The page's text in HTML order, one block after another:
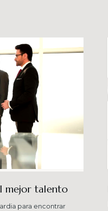
mejor talento
para encontrar